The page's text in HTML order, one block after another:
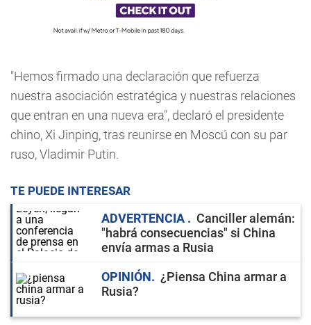
"Hemos firmado una declaración que refuerza
nuestra asociación estratégica y nuestras relaciones
que entran en una nueva era", declaró el presidente
chino, Xi Jinping, tras reunirse en Moscú con su par
ruso, Vladimir Putin.
TE PUEDE INTERESAR
ADVERTENCIA
Canciller alemán:
"habrá consecuencias" si China
envía armas a Rusia
OPINIÓN
¿Piensa China armar a
Rusia?